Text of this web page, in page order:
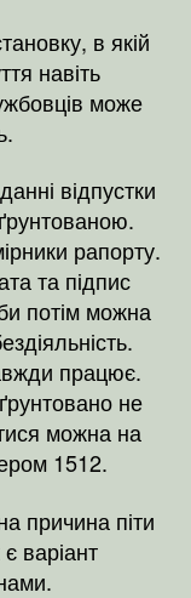
в якій
навіть
може
відпустки
рапорту.
та підпис
потім можна
працює.
не
можна на
1512.
причина піти
варіант